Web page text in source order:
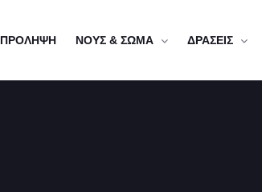
ΠΡΟΛΗΨΗ ΝΟΥΣ & ΣΩΜΑ ΔΡΑΣΕΙΣ